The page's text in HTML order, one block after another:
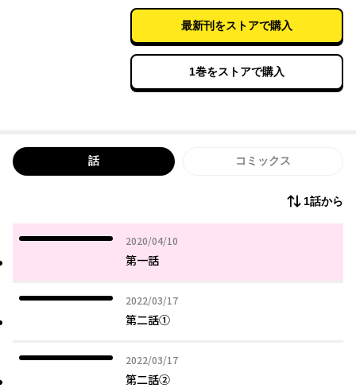
最新刊をストアで購入
1巻をストアで購入
話 コミックス
1話から
2020/04/10
2020年04月10日
第一話
2022/03/17
2022年03月17日
第二話①
2022/03/17
2022年03月17日
第二話②